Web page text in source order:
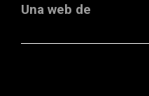
Una web de